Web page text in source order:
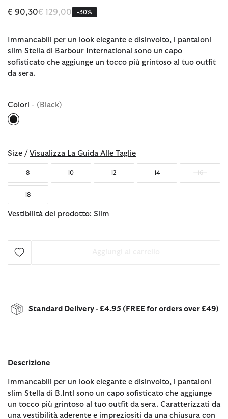
€ 90,30Prezzo ridotto da
€ 129,00a -30%
Immancabili per un look elegante e disinvolto, i pantaloni
slim Stella di Barbour International sono un capo
sofisticato che aggiunge un tocco più grintoso al tuo outfit
da sera.
Colori - (Black)
Size / Visualizza La Guida Alle Taglie
8 10 12 14 16
18
Vestibilità del prodotto: Slim
Standard Delivery - £4.95 (FREE for orders over £49)
Descrizione
Immancabili per un look elegante e disinvolto, i pantaloni
slim Stella di B.Intl sono un capo sofisticato che aggiunge
un tocco più grintoso al tuo outfit da sera. Caratterizzati da
una vestibilità aderente e impreziositi da una chiusura con